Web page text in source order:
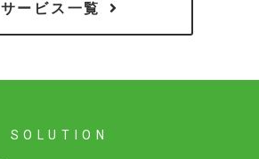
サービス一覧
SOLUTION